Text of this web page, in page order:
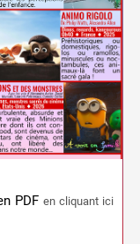
PDF en cliquant ici